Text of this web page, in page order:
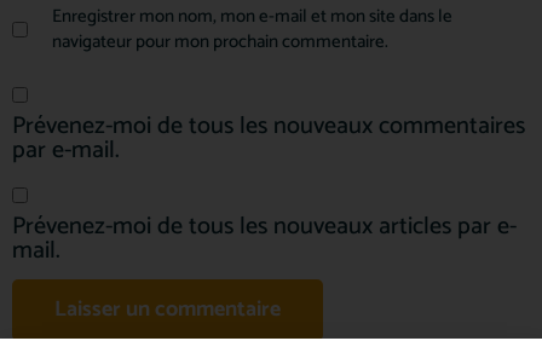
Enregistrer mon nom, mon e-mail et mon site dans le
navigateur pour mon prochain commentaire.
Prévenez-moi de tous les nouveaux commentaires
par e-mail.
Prévenez-moi de tous les nouveaux articles par e-
mail.